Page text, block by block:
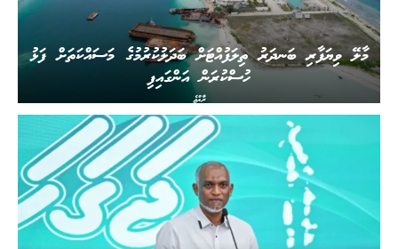
ރާއްޖެ
މާލޭ ވިޔަފާރި ބަނދަރު ތިލަފުއްޓަށް ބަދަލުކުރުމުގެ މަސައްކަތަށް ފަޅު
ހުސްކުރަން އަންގައިފި